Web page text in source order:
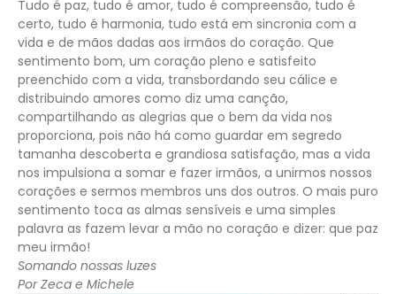
Tudo é paz, tudo é amor, tudo é compreensão, tudo é
certo, tudo é harmonia, tudo está em sincronia com a
vida e de mãos dadas aos irmãos do coração. Que
sentimento bom, um coração pleno e satisfeito
preenchido com a vida, transbordando seu cálice e
distribuindo amores como diz uma canção,
compartilhando as alegrias que o bem da vida nos
proporciona, pois não há como guardar em segredo
tamanha descoberta e grandiosa satisfação, mas a vida
nos impulsiona a somar e fazer irmãos, a unirmos nossos
corações e sermos membros uns dos outros. O mais puro
sentimento toca as almas sensíveis e uma simples
palavra as fazem levar a mão no coração e dizer: que paz
meu irmão!
Somando nossas luzes
Por Zeca e Michele